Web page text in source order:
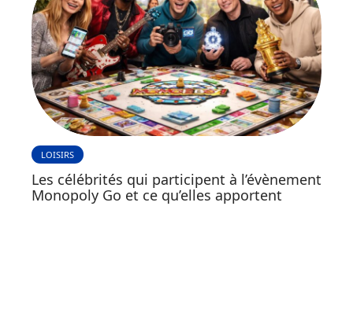
LOISIRS
Les célébrités qui participent à l’évènement
Monopoly Go et ce qu’elles apportent